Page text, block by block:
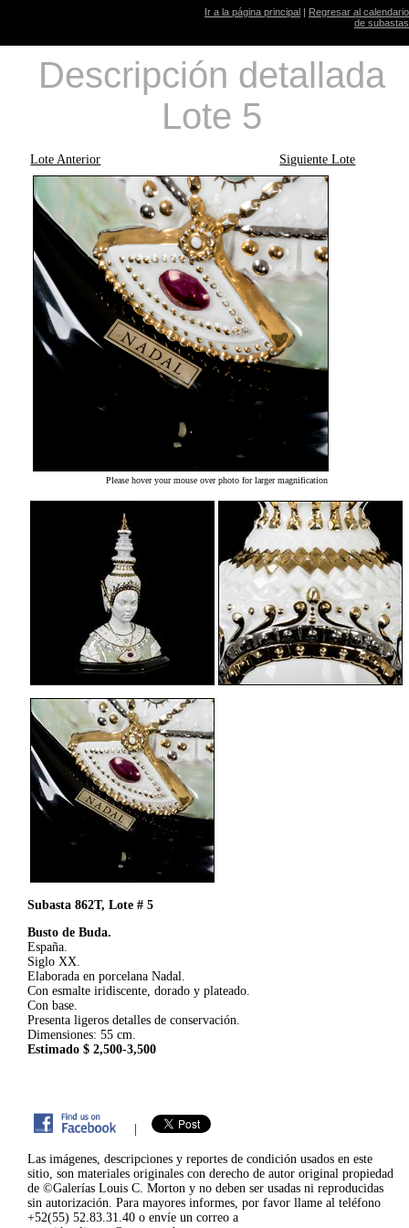
Ir a la página principal | Regresar al calendario
de subastas
Descripción detallada
Lote 5
Lote Anterior Siguiente Lote
Please hover your mouse over photo for larger magnification
Subasta 862T, Lote # 5
Busto de Buda.
España.
Siglo XX.
Elaborada en porcelana Nadal.
Con esmalte iridiscente, dorado y plateado.
Con base.
Presenta ligeros detalles de conservación.
Dimensiones: 55 cm.
Estimado $ 2,500-3,500
|
Las imágenes, descripciones y reportes de condición usados en este
sitio, son materiales originales con derecho de autor original propiedad
de ©Galerías Louis C. Morton y no deben ser usadas ni reproducidas
sin autorización. Para mayores informes, por favor llame al teléfono
+52(55) 52.83.31.40 o envíe un correo a